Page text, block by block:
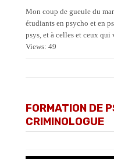
Mon coup de gueule du
étudiants en psycho et en
psys, et à celles et ceux
Views: 49
FORMATION DE
CRIMINOLOGUE